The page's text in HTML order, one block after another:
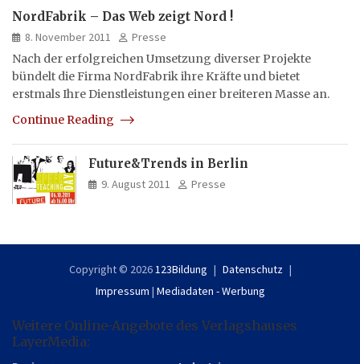
NordFabrik – Das Web zeigt Nord !
8. November 2011
Presse
Nach der erfolgreichen Umsetzung diverser Projekte
bündelt die Firma NordFabrik ihre Kräfte und bietet
erstmals Ihre Dienstleistungen einer breiteren Masse an.
Continue Reading
Future&Trends in Berlin
9. August 2011 Presse
Copyright © 2026 123Bildung
Datenschutz
Impressum | Mediadaten - Werbung
Weitere Online-Angebote des Verlagshauses
LayerMedia: